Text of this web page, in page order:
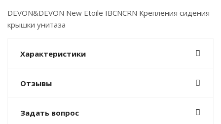
DEVON&DEVON New Etoile IBCNCRN Крепления сидения
крышки унитаза
Характеристики
Отзывы
Задать вопрос